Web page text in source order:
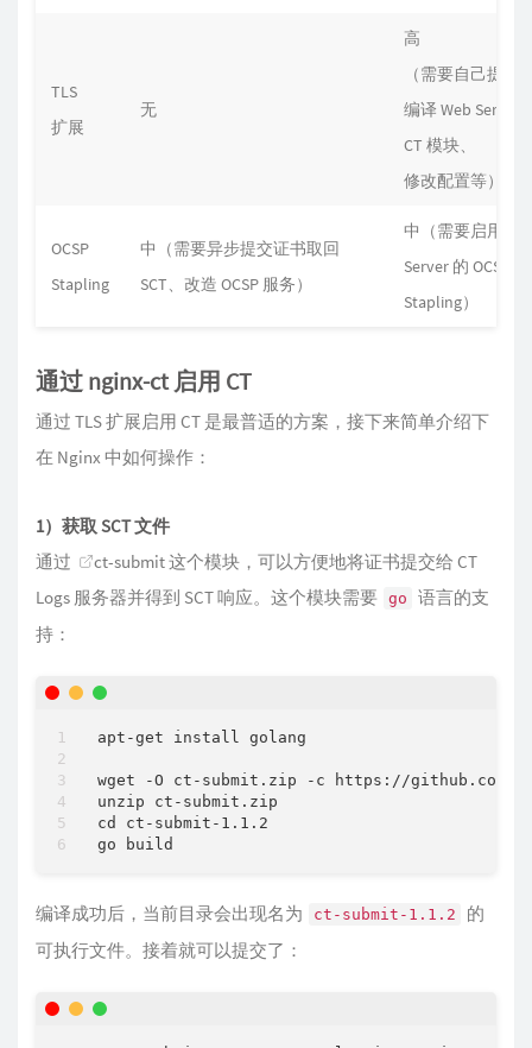
TLS
扩展
无
高
（需要自己提交
编译 Web Server
CT 模块、
修改配置等）
OCSP
Stapling
中（需要异步提交证书取回
SCT、改造 OCSP 服务）
中（需要启用
Server 的 OCSP
Stapling）
通过 nginx-ct 启用 CT
通过 TLS 扩展启用 CT 是最普适的方案，接下来简单介绍下
在 Nginx 中如何操作：
1）获取 SCT 文件
通过
ct-submit这个模块，可以方便地将证书提交给 CT
Logs 服务器并得到 SCT 响应。这个模块需要 go
语言的支
持：
apt-get install golang
wget -O ct-submit.zip -c https://github.com/
unzip ct-submit.zip
cd ct-submit-1.1.2
编译成功后，当前目录会出现名为 ct-submit-1.1.2
的
可执行文件。接着就可以提交了：